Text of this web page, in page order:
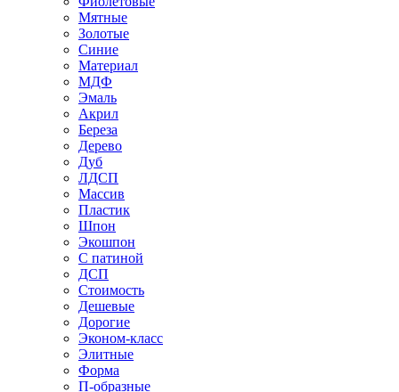
Мятные
Золотые
Синие
Материал
МДФ
Эмаль
Акрил
Береза
Дерево
Дуб
ЛДСП
Массив
Пластик
Шпон
Экошпон
С патиной
ДСП
Стоимость
Дешевые
Дорогие
Эконом-класс
Элитные
Форма
П-образные